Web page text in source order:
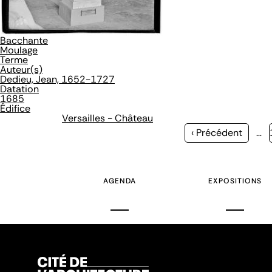
Bacchante
Moulage
Terme
Auteur(s)
Dedieu, Jean, 1652-1727
Datation
1685
Édifice
Versailles - Château
Page
‹ Précédent …
AGENDA EXPOSITIONS